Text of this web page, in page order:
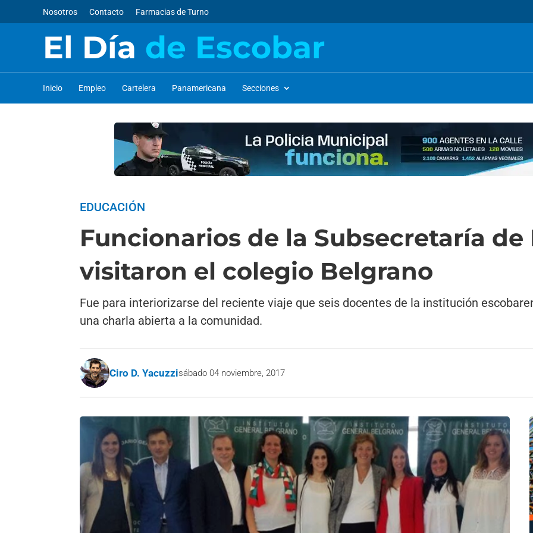
Nosotros Contacto Farmacias de Turno
El Día de Escobar
Inicio Empleo Cartelera Panamericana Secciones
EDUCACIÓN
Funcionarios de la Subsecretaría de
visitaron el colegio Belgrano
Fue para interiorizarse del reciente viaje que seis docentes de la institución
una charla abierta a la comunidad.
Ciro D. Yacuzzisábado 04 noviembre, 2017